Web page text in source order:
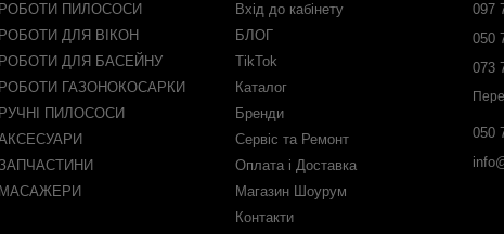
РОБОТИ ПИЛОСОСИ
РОБОТИ ДЛЯ ВІКОН
РОБОТИ ДЛЯ БАСЕЙНУ
РОБОТИ ГАЗОНОКОСАРКИ
РУЧНІ ПИЛОСОСИ
МАСАЖЕРИ
Вхід до кабінету
БЛОГ
TikTok
Каталог
Бренди
Сервіс та Ремонт
Оплата і Доставка
Магазин Шоурум
Контакти
097
050
073
050